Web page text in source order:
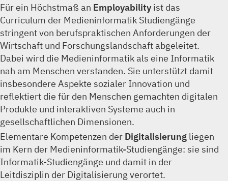
Für ein Höchstmaß an Employability ist das
Curriculum der Medieninformatik Studiengänge
stringent von berufspraktischen Anforderungen der
Wirtschaft und Forschungslandschaft abgeleitet.
Dabei wird die Medieninformatik als eine Informatik
nah am Menschen verstanden. Sie unterstützt damit
insbesondere Aspekte sozialer Innovation und
reflektiert die für den Menschen gemachten digitalen
Produkte und interaktiven Systeme auch in
gesellschaftlichen Dimensionen.
Elementare Kompetenzen der Digitalisierung liegen
im Kern der Medieninformatik-Studiengänge: sie sind
Informatik-Studiengänge und damit in der
Leitdisziplin der Digitalisierung verortet.